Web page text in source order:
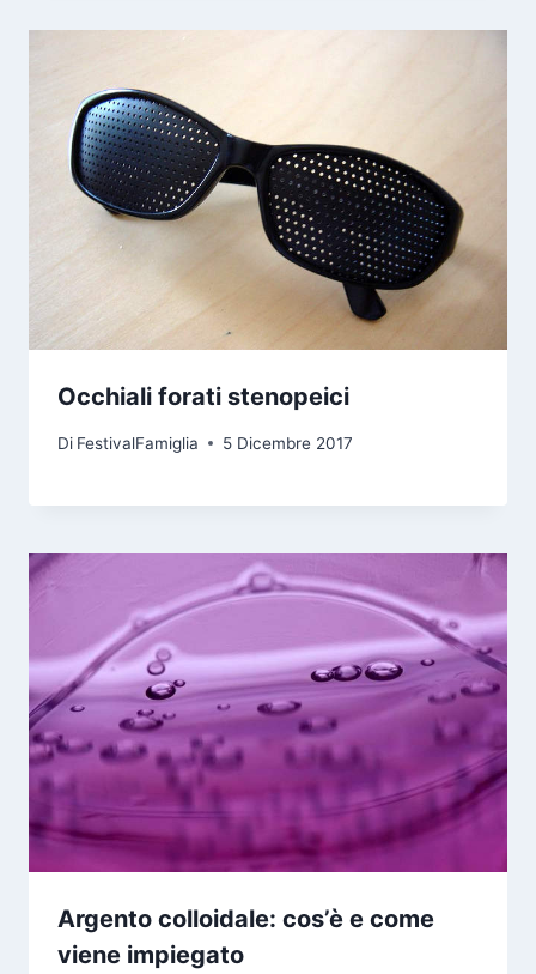
Occhiali forati stenopeici
Di FestivalFamiglia 5 Dicembre 2017
Argento colloidale: cos’è e come
viene impiegato